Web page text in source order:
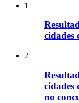
1
cidades
2
cidades
no